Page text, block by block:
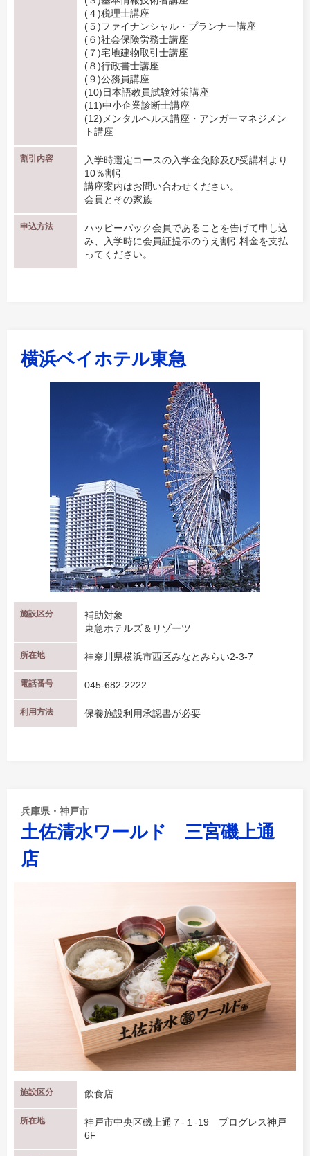
(４)税理士講座
(５)ファイナンシャル・プランナー講座
(６)社会保険労務士講座
(７)宅地建物取引士講座
(８)行政書士講座
(９)公務員講座
(10)日本語教員試験対策講座
(11)中小企業診断士講座
(12)メンタルヘルス講座・アンガーマネジメン
ト講座
割引内容
入学時選定コースの入学金免除及び受講料より
10％割引
講座案内はお問い合わせください。
会員とその家族
申込方法
ハッピーパック会員であることを告げて申し込
み、入学時に会員証提示のうえ割引料金を支払
ってください。
横浜ベイホテル東急
施設区分
補助対象
東急ホテルズ＆リゾーツ
所在地 神奈川県横浜市西区みなとみらい2-3-7
電話番号 045-682-2222
利用方法 保養施設利用承認書が必要
兵庫県・神戸市
土佐清水ワールド 三宮磯上通
店
施設区分 飲食店
所在地
神戸市中央区磯上通７-１-19 プログレス神戸
6F